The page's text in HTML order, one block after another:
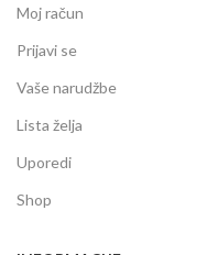
Moj račun
Prijavi se
Vaše narudžbe
Lista želja
Uporedi
Shop